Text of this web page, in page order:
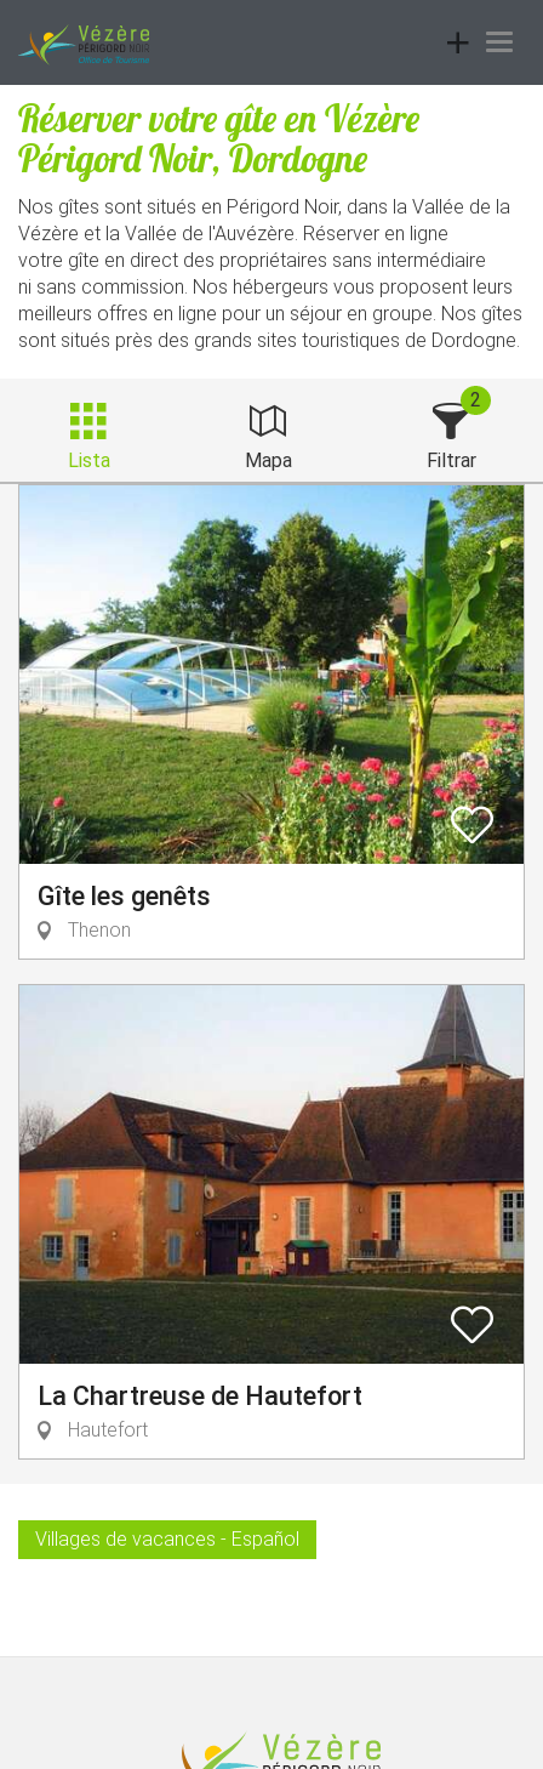
Toggle
navigation
Réserver votre gîte en Vézère
Périgord Noir, Dordogne
Nos gîtes sont situés en Périgord Noir, dans la Vallée de la
Vézère et la Vallée de l'Auvézère. Réserver en ligne
votre gîte en direct des propriétaires sans intermédiaire
ni sans commission. Nos hébergeurs vous proposent leurs
meilleurs offres en ligne pour un séjour en groupe. Nos gîtes
sont situés près des grands sites touristiques de Dordogne.
Lista Mapa Filtrar
2
Gîte les genêts
Thenon
La Chartreuse de Hautefort
Hautefort
Villages de vacances - Español